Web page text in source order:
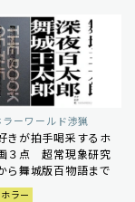
ーワールド渉猟
きが拍手喝采するホ
３点 超常現象研究
ら舞城版百物語まで
ホラー